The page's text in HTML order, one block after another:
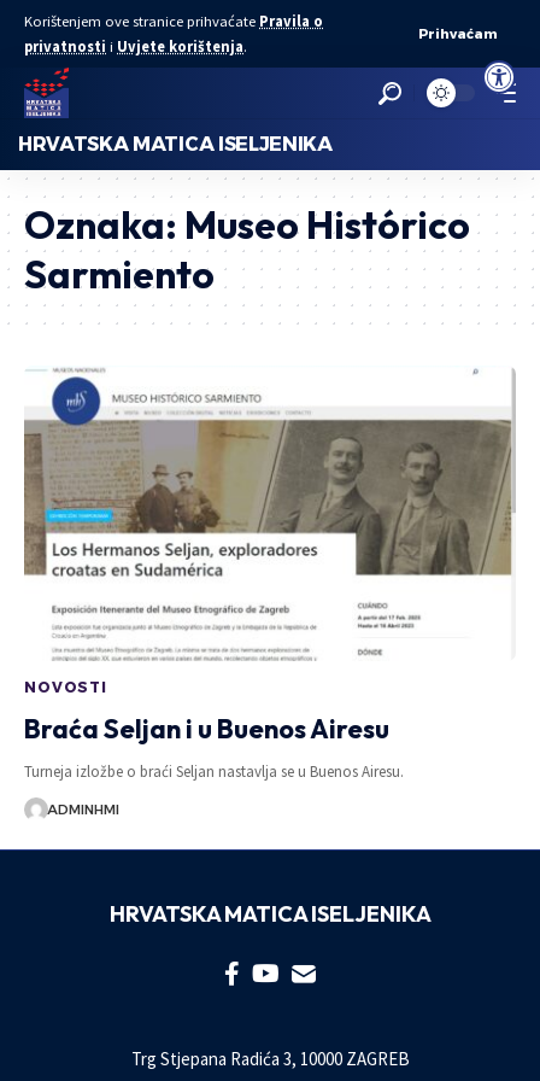
Open
Korištenjem ove stranice prihvaćate Pravila o
privatnosti i Uvjete korištenja.
Prihvaćam
HRVATSKA MATICA ISELJENIKA
Oznaka: Museo Histórico
Sarmiento
NOVOSTI
Braća Seljan i u Buenos Airesu
Turneja izložbe o braći Seljan nastavlja se u Buenos Airesu.
ADMINHMI
HRVATSKA MATICA ISELJENIKA
Trg Stjepana Radića 3, 10000 ZAGREB